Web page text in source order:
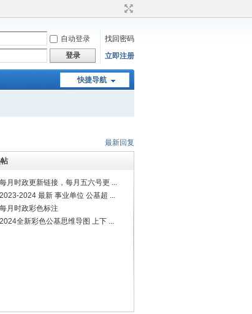
自动登录
找回密码
登录 立即注册
快捷导航
最新回复
每月时政更新链接，每月五六号更 ...
2023-2024 最新 事业单位 公基超 ...
每月时政彩色标注
2024全新彩色公基思维导图 上下 ...